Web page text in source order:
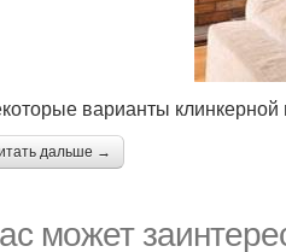
варианты клинкерной
дальше →
может